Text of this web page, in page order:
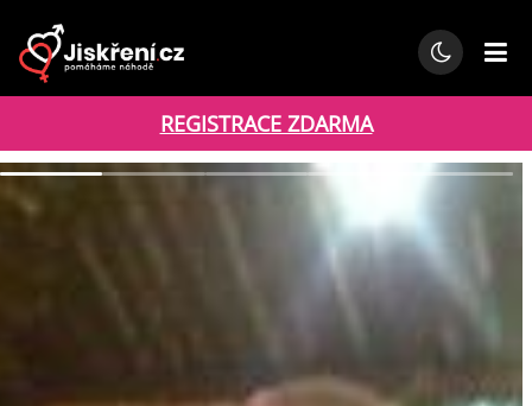
REGISTRACE ZDARMA